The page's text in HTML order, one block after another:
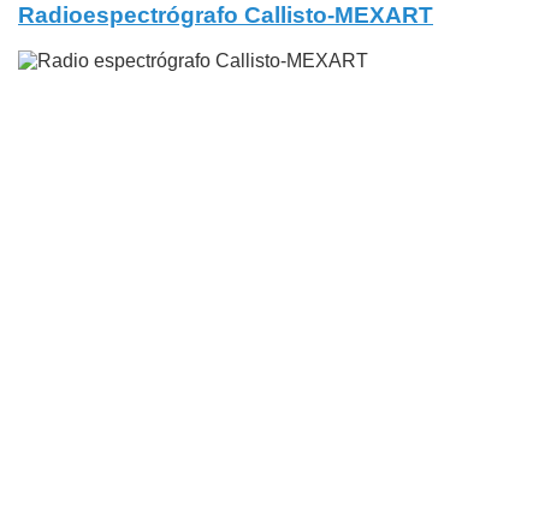
Radioespectrógrafo Callisto-MEXART